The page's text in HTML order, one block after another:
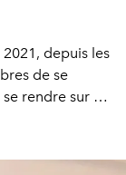
depuis les
de se
rendre sur le
taillés pour